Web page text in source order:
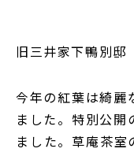
旧三井家下鴨別邸
今年の紅葉は綺麗
ました。特別公開
ました。草庵茶